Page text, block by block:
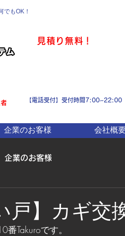
でもOK ！
見積り無料！
【電話受付】受付時間
企業のお客様 会社概
企業のお客様
戸】カギ交
Takuroです。